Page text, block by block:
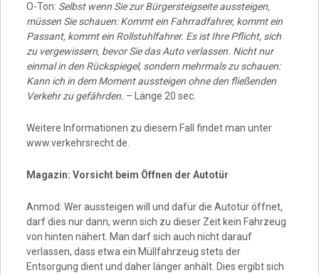
O-Ton: Selbst wenn Sie zur Bürgersteigseite aussteigen,
müssen Sie schauen: Kommt ein Fahrradfahrer, kommt ein
Passant, kommt ein Rollstuhlfahrer. Es ist Ihre Pflicht, sich
zu vergewissern, bevor Sie das Auto verlassen. Nicht nur
einmal in den Rückspiegel, sondern mehrmals zu schauen:
Kann ich in dem Moment aussteigen ohne den fließenden
Verkehr zu gefährden. – Länge 20 sec.
Weitere Informationen zu diesem Fall findet man unter
www.verkehrsrecht.de.
Magazin: Vorsicht beim Öffnen der Autotür
Anmod: Wer aussteigen will und dafür die Autotür öffnet,
darf dies nur dann, wenn sich zu dieser Zeit kein Fahrzeug
von hinten nähert. Man darf sich auch nicht darauf
verlassen, dass etwa ein Müllfahrzeug stets der
Entsorgung dient und daher länger anhält. Dies ergibt sich